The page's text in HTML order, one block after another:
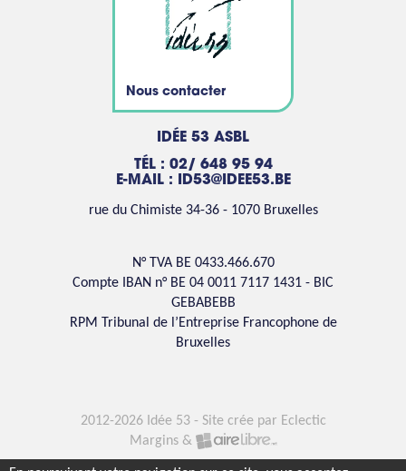
Nous contacter
IDÉE 53 ASBL
TÉL : 02/ 648 95 94
E-MAIL :
ID53@IDEE53.BE
rue du Chimiste 34-36 - 1070 Bruxelles
N° TVA BE 0433.466.670
Compte IBAN n° BE 04 0011 7117 1431 - BIC
GEBABEBB
RPM Tribunal de l’Entreprise Francophone de
Bruxelles
2012-2026 Idée 53 - Site crée par Eclectic
Margins&